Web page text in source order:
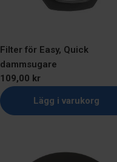
Filter för Easy, Quick
dammsugare
Ordinarie
pris
109,00 kr
Lägg i varukorg